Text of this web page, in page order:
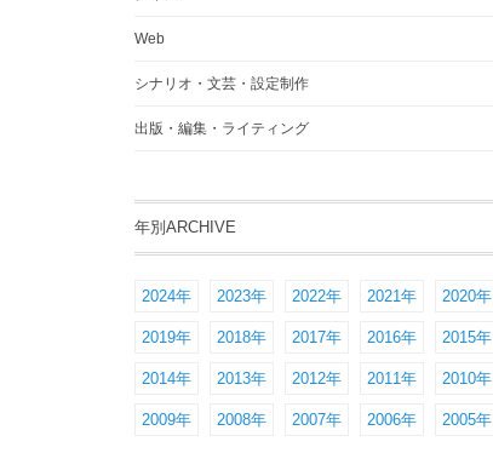
Web
シナリオ・文芸・設定制作
出版・編集・ライティング
年別ARCHIVE
2024年 2023年 2022年 2021年 2020年
2019年 2018年 2017年 2016年 2015年
2014年 2013年 2012年 2011年 2010年
2009年 2008年 2007年 2006年 2005年